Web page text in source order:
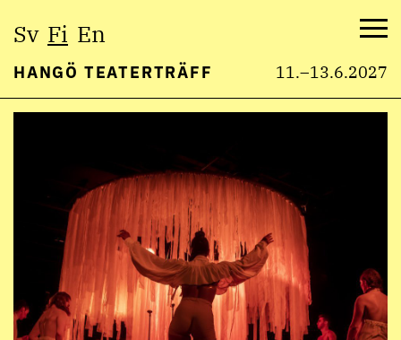
Sv Fi En
HANGÖ TEATERTRÄFF 11.–13.6.2027